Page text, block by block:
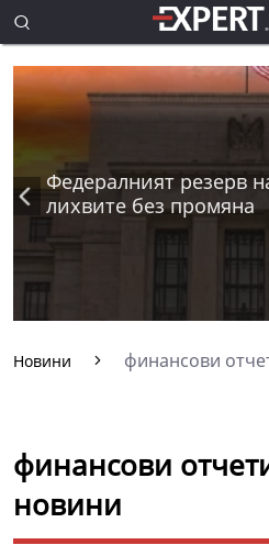
Федералният резерв
лихвите без промяна
Новини финансови
финансови
новини